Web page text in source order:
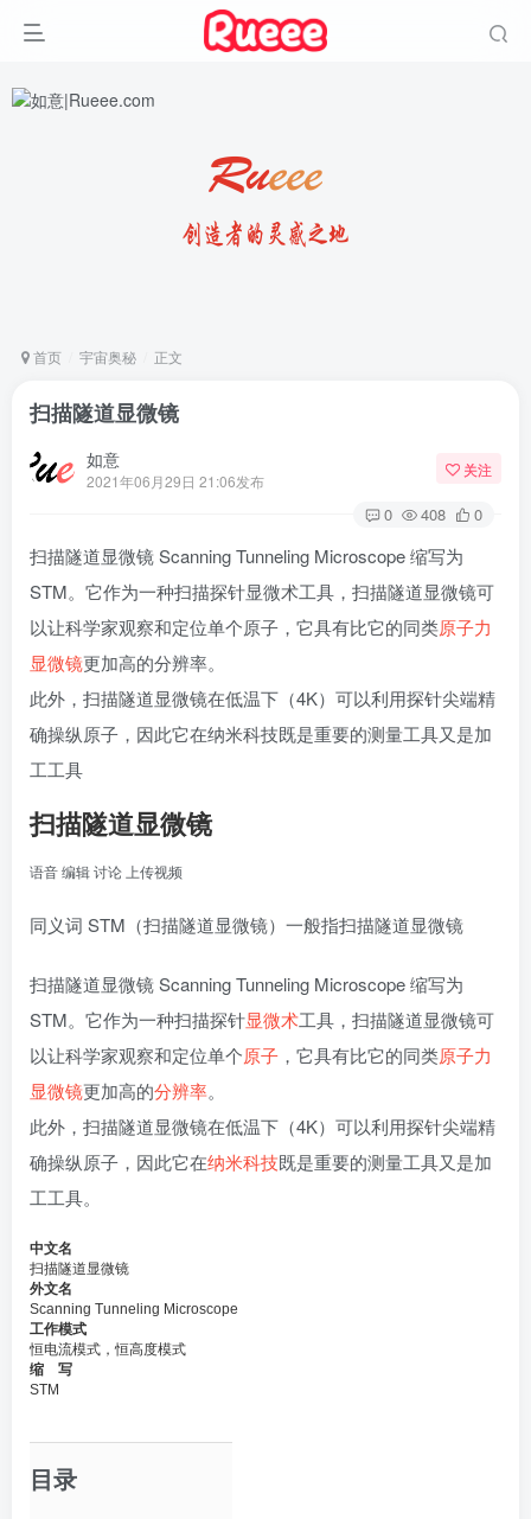
首页 宇宙奥秘 正文
扫描隧道显微镜
如意
2021年06月29日 21:06发布
关注
0 408 0
扫描隧道显微镜 Scanning Tunneling Microscope 缩写为
STM。它作为一种扫描探针显微术工具，扫描隧道显微镜可
以让科学家观察和定位单个原子，它具有比它的同类原子力
显微镜更加高的分辨率。
此外，扫描隧道显微镜在低温下（4K）可以利用探针尖端精
确操纵原子，因此它在纳米科技既是重要的测量工具又是加
工工具
扫描隧道显微镜
语音 编辑 讨论 上传视频
同义词 STM （扫描隧道显微镜）一般指扫描隧道显微镜
扫描隧道显微镜 Scanning Tunneling Microscope 缩写为
STM。它作为一种扫描探针显微术工具，扫描隧道显微镜可
以让科学家观察和定位单个原子 ，它具有比它的同类原子力
显微镜更加高的分辨率。
此外，扫描隧道显微镜在低温下（4K）可以利用探针尖端精
确操纵原子，因此它在纳米科技既是重要的测量工具又是加
工工具。
中文名
扫描隧道显微镜
外文名
Scanning Tunneling Microscope
工作模式
恒电流模式，恒高度模式
缩 写
STM
目录